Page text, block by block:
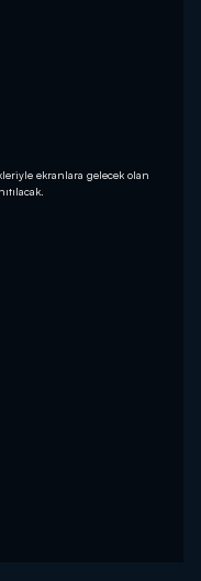
ekranlara gelecek olan